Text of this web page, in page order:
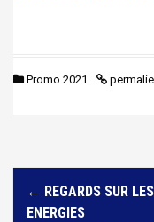
Promo 2021
← REGARDS SUR LES
ENERGIES